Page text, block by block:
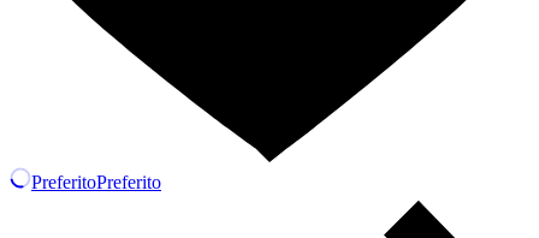
PreferitoPreferito